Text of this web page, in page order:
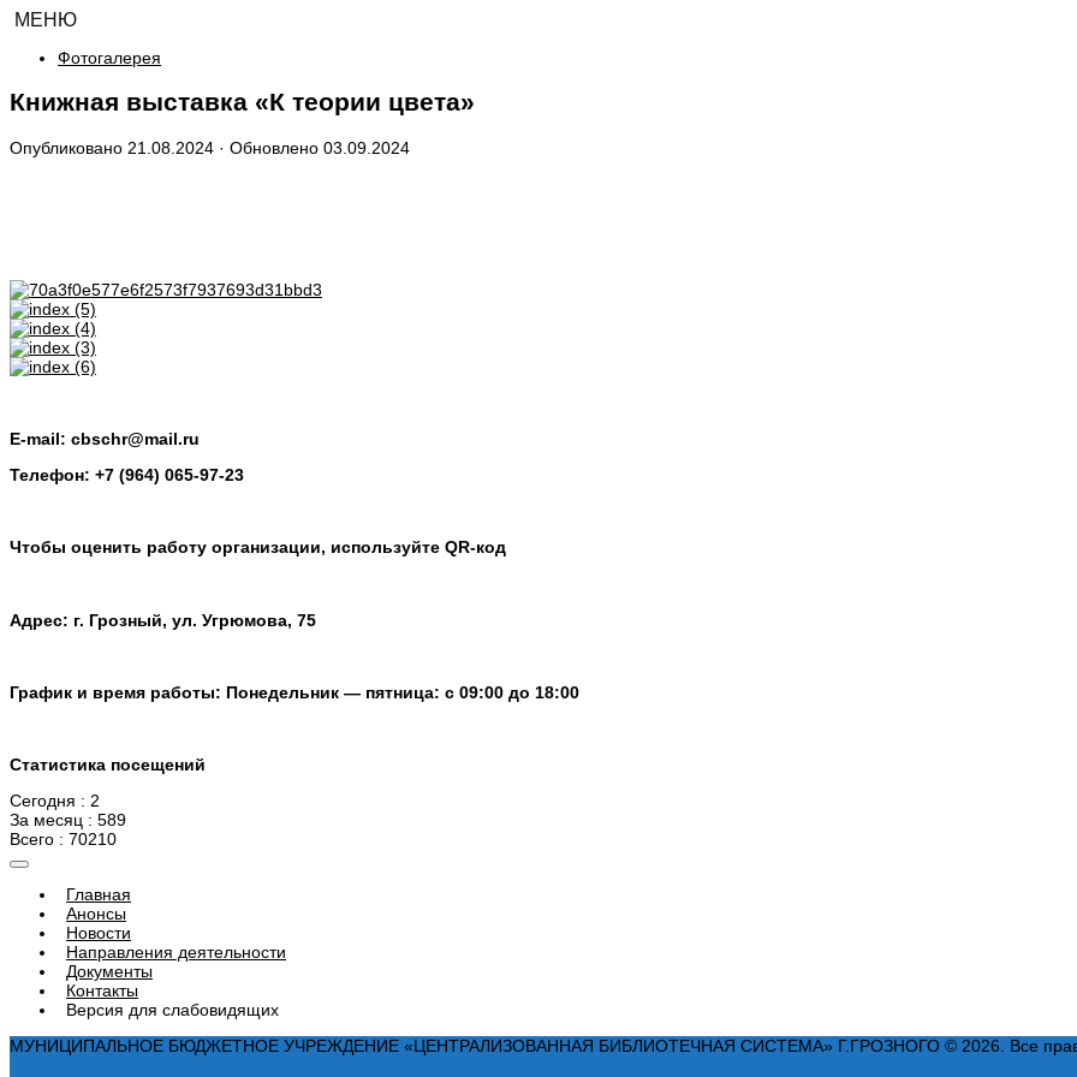
МЕНЮ
Фотогалерея
Книжная выставка «К теории цвета»
Опубликовано 21.08.2024 · Обновлено 03.09.2024
E-mail: cbschr@mail.ru
Телефон: +7 (964) 065-97-23
Чтобы оценить работу организации, используйте QR-код
Адрес: г. Грозный, ул. Угрюмова, 75
График и время работы: Понедельник — пятница: с 09:00 до 18:00
Статистика посещений
Сегодня : 2
За месяц : 589
Всего : 70210
Главная
Анонсы
Новости
Направления деятельности
Документы
Контакты
Версия для слабовидящих
МУНИЦИПАЛЬНОЕ БЮДЖЕТНОЕ УЧРЕЖДЕНИЕ «ЦЕНТРАЛИЗОВАННАЯ БИБЛИОТЕЧНАЯ СИСТЕМА» Г.ГРОЗНОГО © 2026. Все